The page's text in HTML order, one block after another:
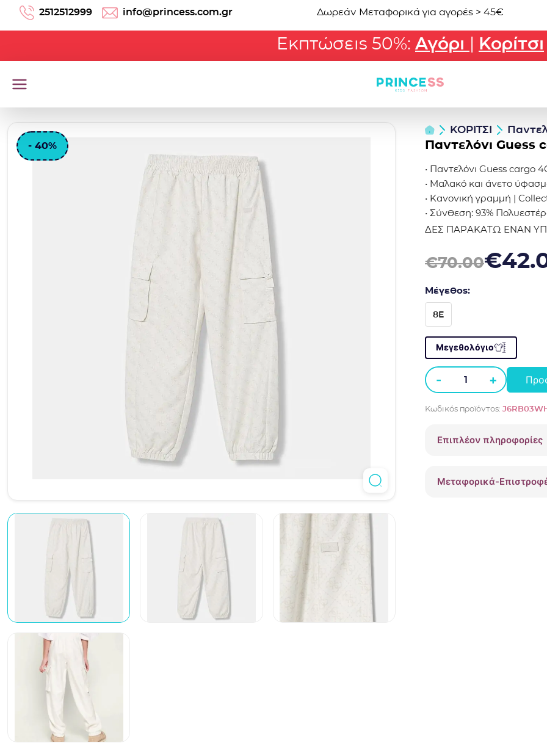
Μετάβαση στο περιεχόμενο
2512512999 info@princess.com.gr Δωρεάν Μεταφορικά για αγορές > 45€
Εκπτώσεις 50%: Αγόρι | Κορίτσι
- 40%
ΚΟΡΙΤΣΙ
Παντελόνι Guess
• Παντελόνι Guess cargo
• Μαλακό και άνετο
• Κανονική γραμμή |
• Σύνθεση: 93%
ΔΕΣ ΠΑΡΑΚΑΤΩ ΕΝΑΝ
€70.00
Original price was:
€
Η τρέχουσα τιμή είναι:
Μέγεθος:
8E
Μεγεθολόγιο
-
Παντελόνι
cargo
J6RB03WH2K0
+
Κωδικός προϊόντος:
Επιπλέον πληροφορίες
Μεταφορικά-